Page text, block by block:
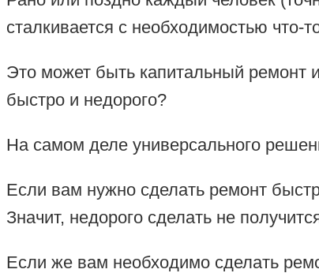
сталкивается с необходимостью что-
Это может быть капитальный ремонт
быстро и недорого?
На самом деле универсального
Если вам нужно сделать ремонт
Значит, недорого сделать не
Если же вам необходимо сделать